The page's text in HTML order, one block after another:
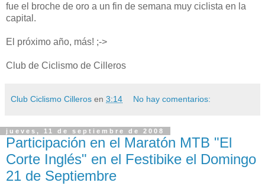
fue el broche de oro a un fin de semana muy ciclista en la
capital.
El próximo año, más! ;->
Club de Ciclismo de Cilleros
Club Ciclismo Cilleros en 3:14 No hay comentarios:
jueves, 11 de septiembre de 2008
Participación en el Maratón MTB "El
Corte Inglés" en el Festibike el Domingo
21 de Septiembre